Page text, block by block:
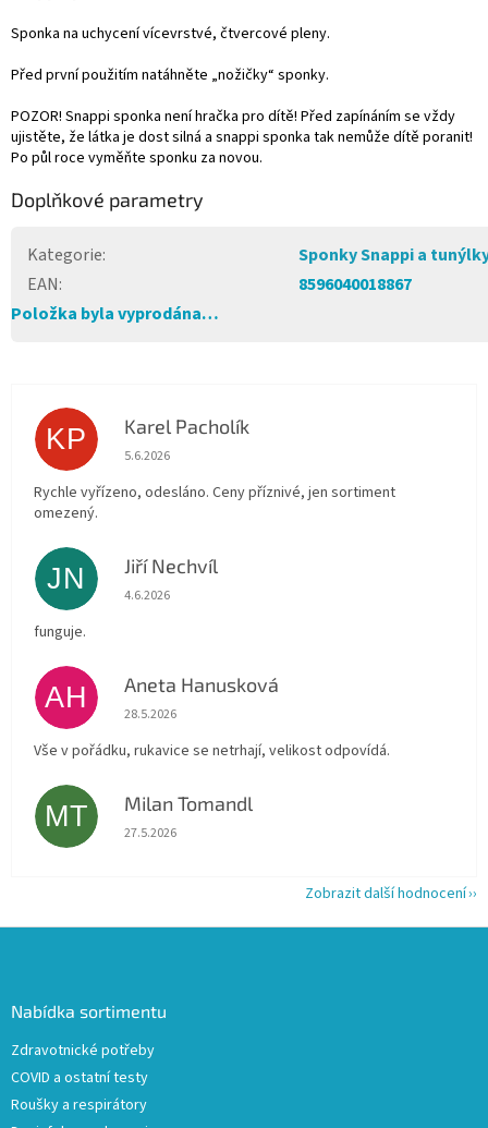
Sponka na uchycení vícevrstvé, čtvercové pleny.
Před první použitím natáhněte „nožičky“ sponky.
POZOR! Snappi sponka není hračka pro dítě! Před zapínáním se vždy
ujistěte, že látka je dost silná a snappi sponka tak nemůže dítě poranit!
Po půl roce vyměňte sponku za novou.
Doplňkové parametry
Kategorie:
Sponky Snappi a
EAN:
8596040018867
Položka byla vyprodána…
KP Karel Pacholík
Hodnocení obchodu je 4 z 5 hvězdiček.
5.6.2026
Rychle vyřízeno, odesláno. Ceny příznivé, jen sortiment
omezený.
JN Jiří Nechvíl
Hodnocení obchodu je 5 z 5 hvězdiček.
4.6.2026
funguje.
AH Aneta Hanusková
Hodnocení obchodu je 5 z 5 hvězdiček.
28.5.2026
Vše v pořádku, rukavice se netrhají, velikost odpovídá.
MT Milan Tomandl
Hodnocení obchodu je 5 z 5 hvězdiček.
27.5.2026
Zobrazit další hodnocení
Nabídka sortimentu
Zdravotnické potřeby
COVID a ostatní testy
Roušky a respirátory